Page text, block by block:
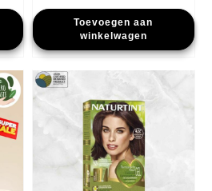
Toevoegen aan
winkelwagen